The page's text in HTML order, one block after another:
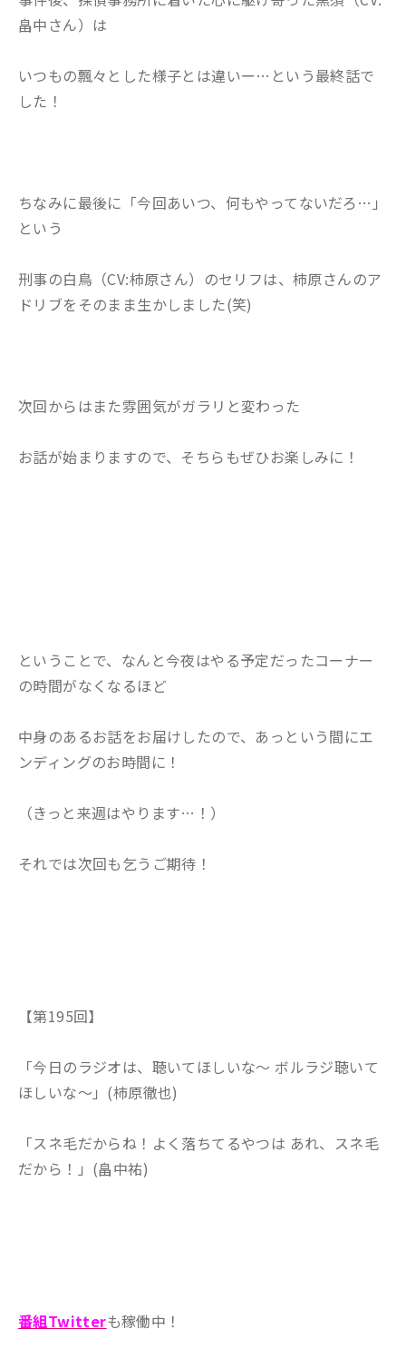
畠中さん）は
いつもの飄々とした様子とは違いー…という最終話で
した！
ちなみに最後に「今回あいつ、何もやってないだろ…」
という
刑事の白鳥（CV:柿原さん）のセリフは、柿原さんのア
ドリブをそのまま生かしました(笑)
次回からはまた雰囲気がガラリと変わった
お話が始まりますので、そちらもぜひお楽しみに！
ということで、なんと今夜はやる予定だったコーナー
の時間がなくなるほど
中身のあるお話をお届けしたので、あっという間にエ
ンディングのお時間に！
（きっと来週はやります…！）
それでは次回も乞うご期待！
【第195回】
「今日のラジオは、聴いてほしいな〜 ボルラジ聴いて
ほしいな〜」(柿原徹也)
「スネ毛だからね！よく落ちてるやつは あれ、スネ毛
だから！」(畠中祐)
番組Twitterも稼働中！